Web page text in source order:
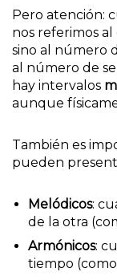
Pero atención:
nos referimos
sino al número
al número de
hay intervalos
aunque
También es
pueden
Melódicos:
de la otra
Armónicos:
tiempo